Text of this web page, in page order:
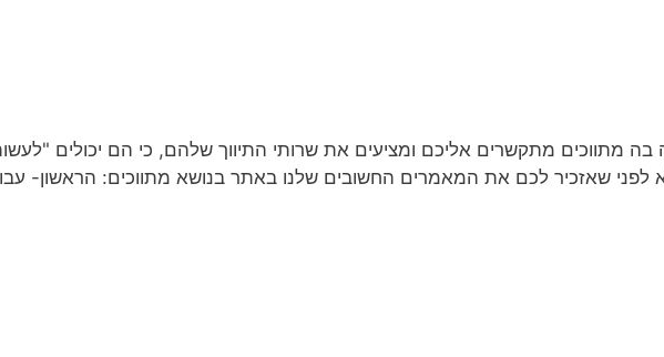
בה מתווכים מתקשרים אליכם ומציעים את שרותי התיווך שלהם, כי הם יכולים
לפני שאזכיר לכם את המאמרים החשובים שלנו באתר בנושא מתווכים: הראשון-